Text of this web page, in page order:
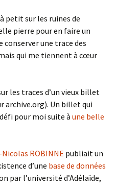
petit sur les ruines de
pierre pour en faire un
conserver une trace des
qui me tiennent à cœur
les traces d’un vieux billet
archive.org). Un billet qui
pour moi suite à une belle
ROBINNE publiait un
d’une base de données
par l’université d’Adélaïde,